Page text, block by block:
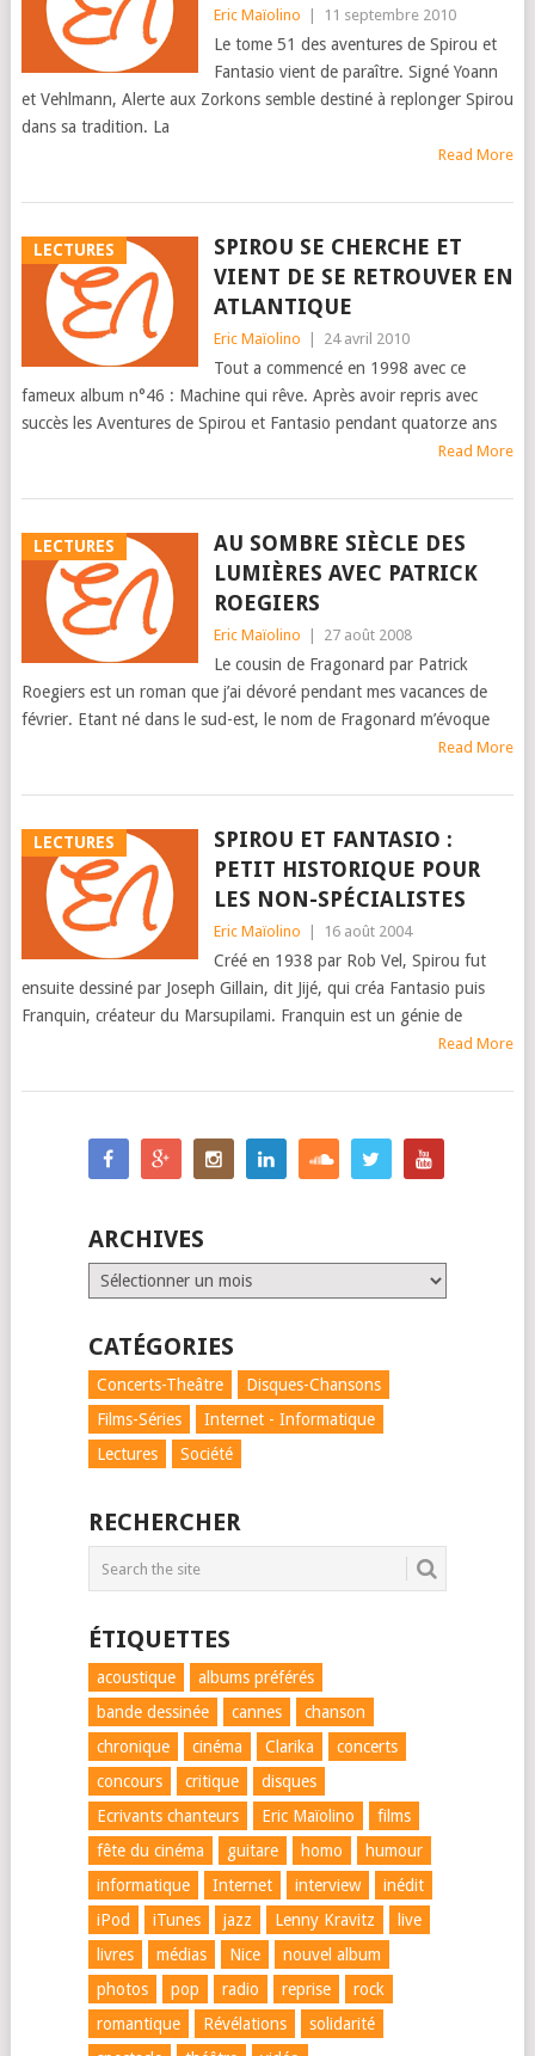
Eric Maïolino 11 septembre 2010
Le tome 51 des aventures de Spirou et
Fantasio vient de paraître. Signé Yoann
et Vehlmann, Alerte aux Zorkons semble destiné à replonger Spirou
dans sa tradition. La
Read More
LECTURES
SPIROU SE CHERCHE ET
VIENT DE SE RETROUVER EN
ATLANTIQUE
Eric Maïolino 24 avril 2010
Tout a commencé en 1998 avec ce
fameux album n°46 : Machine qui rêve. Après avoir repris avec
succès les Aventures de Spirou et Fantasio pendant quatorze ans
Read More
LECTURES
AU SOMBRE SIÈCLE DES
LUMIÈRES AVEC PATRICK
ROEGIERS
Eric Maïolino 27 août 2008
Le cousin de Fragonard par Patrick
Roegiers est un roman que j’ai dévoré pendant mes vacances de
février. Etant né dans le sud-est, le nom de Fragonard m’évoque
Read More
LECTURES
SPIROU ET FANTASIO :
PETIT HISTORIQUE POUR
LES NON-SPÉCIALISTES
Eric Maïolino 16 août 2004
Créé en 1938 par Rob Vel, Spirou fut
ensuite dessiné par Joseph Gillain, dit Jijé, qui créa Fantasio puis
Franquin, créateur du Marsupilami. Franquin est un génie de
Read More
POSTS
NAVIGATION
ARCHIVES
Archives
CATÉGORIES
Concerts-Theâtre
Disques-Chansons
Films-Séries
Internet - Informatique
Lectures
Société
RECHERCHER
ÉTIQUETTES
acoustique
albums préférés
bande dessinée
cannes
chanson
chronique
cinéma Clarika
concerts
concours
critique
disques
Ecrivants chanteurs
Eric Maïolino
films
fête du cinéma
guitare homo
humour
informatique
Internet interview
inédit
iPod
iTunes jazz Lenny Kravitz
live
livres
médias Nice
nouvel album
photos
pop radio reprise
rock
romantique
Révélations
solidarité